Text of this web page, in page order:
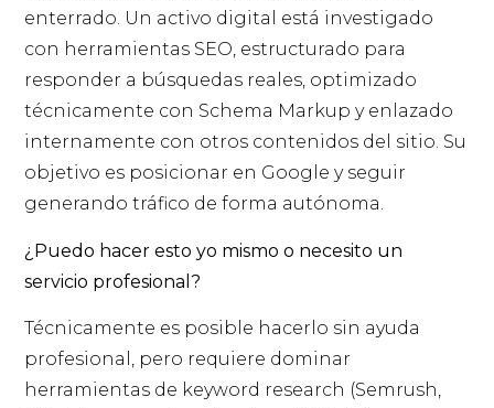
enterrado. Un activo digital está investigado
con herramientas SEO, estructurado para
responder a búsquedas reales, optimizado
técnicamente con Schema Markup y enlazado
internamente con otros contenidos del sitio. Su
objetivo es posicionar en Google y seguir
generando tráfico de forma autónoma.
¿Puedo hacer esto yo mismo o necesito un
servicio profesional?
Técnicamente es posible hacerlo sin ayuda
profesional, pero requiere dominar
herramientas de keyword research (Semrush,